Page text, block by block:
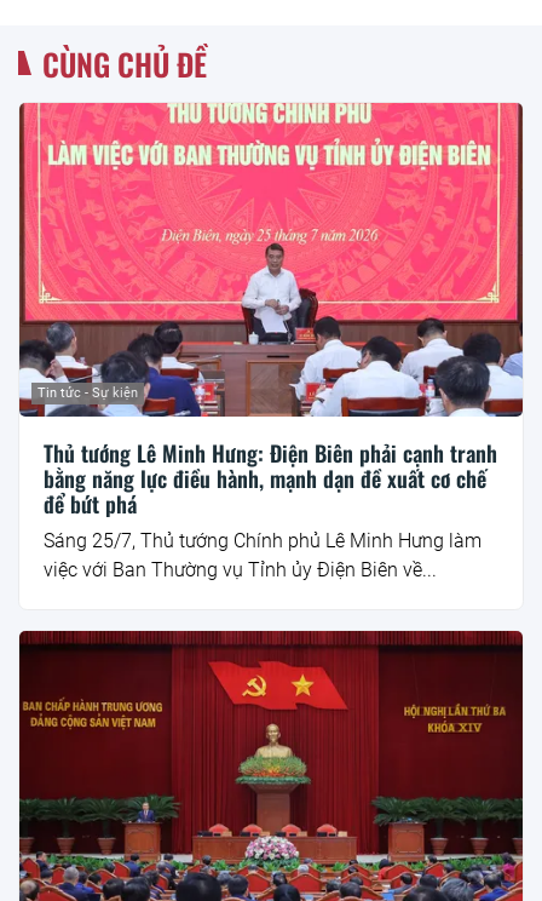
CÙNG CHỦ ĐỀ
Tin tức - Sự kiện
Thủ tướng Lê Minh Hưng: Điện Biên phải cạnh tranh
bằng năng lực điều hành, mạnh dạn đề xuất cơ chế
để bứt phá
Sáng 25/7, Thủ tướng Chính phủ Lê Minh Hưng làm
việc với Ban Thường vụ Tỉnh ủy Điện Biên về...